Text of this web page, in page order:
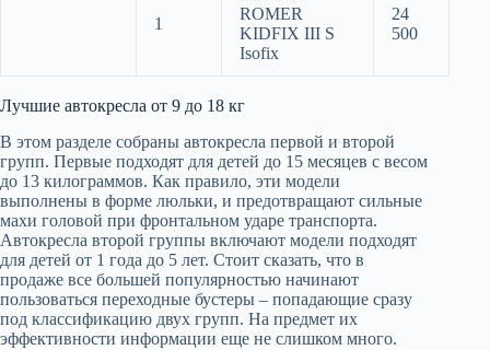
1
ROMER
KIDFIX III S
Isofix
24
500
Лучшие автокресла от 9 до 18 кг
В этом разделе собраны автокресла первой и второй
групп. Первые подходят для детей до 15 месяцев с весом
до 13 килограммов. Как правило, эти модели
выполнены в форме люльки, и предотвращают сильные
махи головой при фронтальном ударе транспорта.
Автокресла второй группы включают модели подходят
для детей от 1 года до 5 лет. Стоит сказать, что в
продаже все большей популярностью начинают
пользоваться переходные бустеры – попадающие сразу
под классификацию двух групп. На предмет их
эффективности информации еще не слишком много.